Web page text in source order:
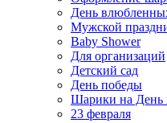
День
Мужской
Baby Shower
Для организаций
Детский сад
День победы
Шарики на День
23 февраля